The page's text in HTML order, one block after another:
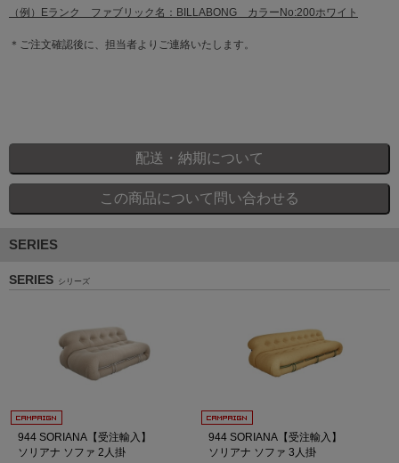
（例）Eランク ファブリック名：BILLABONG カラーNo:200ホワイト
＊ご注文確認後に、担当者よりご連絡いたします。
SERIES
SERIES シリーズ
944 SORIANA【受注輸入】
ソリアナ ソファ 2人掛
944 SORIANA【受注輸入】
ソリアナ ソファ 3人掛